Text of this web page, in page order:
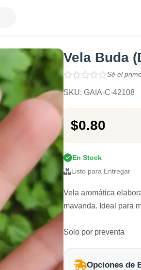
Vela Buda
Sé el
SKU: GAIA-C-42108
$0.80
En Stock
Listo para Entregar
Vela aromática
mavanda. Ideal para
Solo por preventa
Opciones de